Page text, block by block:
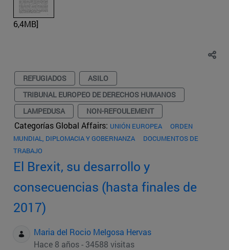
6,4MB]
REFUGIADOS
ASILO
TRIBUNAL EUROPEO DE DERECHOS HUMANOS
LAMPEDUSA
NON-REFOULEMENT
Categorías Global Affairs: UNIÓN EUROPEA
ORDEN
MUNDIAL, DIPLOMACIA Y GOBERNANZA
DOCUMENTOS DE
TRABAJO
El Brexit, su desarrollo y
consecuencias (hasta finales de
2017)
Maria del Rocio Melgosa Hervas
Hace 8 años - 34588 visitas